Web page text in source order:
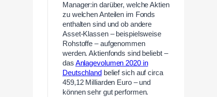
Manager:in darüber, welche Aktien
zu welchen Anteilen im Fonds
enthalten sind und ob andere
Asset-Klassen – beispielsweise
Rohstoffe – aufgenommen
werden. Aktienfonds sind beliebt –
das Anlagevolumen 2020 in
Deutschland belief sich auf circa
459,12 Milliarden Euro – und
können sehr gut performen.